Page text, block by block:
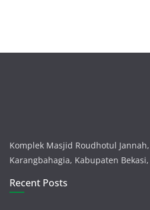
Komplek Masjid Roudhotul
Karangbahagia, Kabupaten
Recent Posts